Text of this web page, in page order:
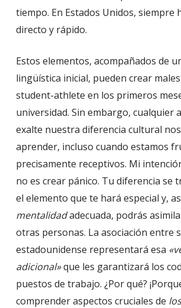
tiempo. En Estados Unidos, siempre
directo y rápido.
Estos elementos, acompañados de
lingüística inicial, pueden crear
student-athlete en los primeros
universidad. Sin embargo, cualquier
exalte nuestra diferencia cultural
aprender, incluso cuando estamos
precisamente receptivos. Mi
no es crear pánico. Tu diferencia se
el elemento que te hará especial y,
mentalidadadecuada, podrás
otras personas. La asociación entre
estadounidense representará esa
adicional»que les garantizará los
puestos de trabajo. ¿Por qué?
comprender aspectos cruciales de